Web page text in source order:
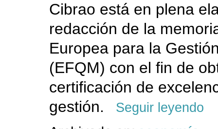
Cibrao está en plena
redacción de la
Europea para la
(EFQM) con el fin de
certificación de
gestión.
Seguir leyendo